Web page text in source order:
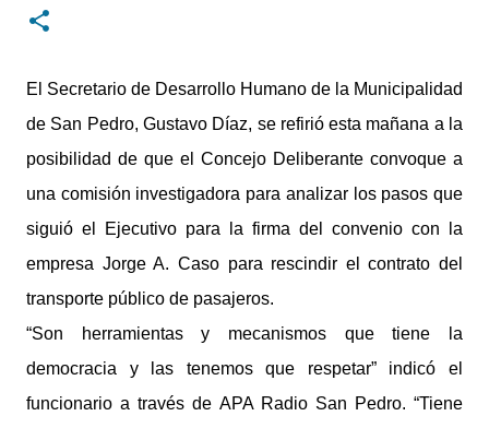
El Secretario de Desarrollo Humano de la Municipalidad
de San Pedro, Gustavo Díaz, se refirió esta mañana a la
posibilidad de que el Concejo Deliberante convoque a
una comisión investigadora para analizar los pasos que
siguió el Ejecutivo para la firma del convenio con la
empresa Jorge A. Caso para rescindir el contrato del
transporte público de pasajeros.
“Son herramientas y mecanismos que tiene la
democracia y las tenemos que respetar” indicó el
funcionario a través de APA Radio San Pedro. “Tiene